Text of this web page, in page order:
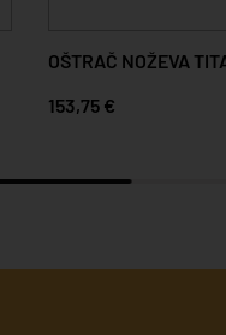
OŠTRAČ NOŽEVA
153,75 €